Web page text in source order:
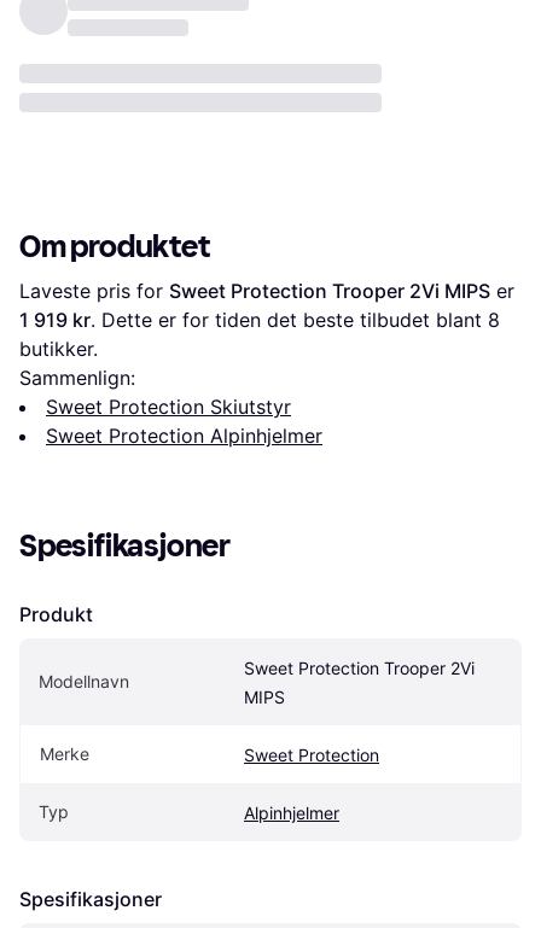
Om produktet
Laveste pris for Sweet Protection Trooper 2Vi MIPS
1 919 kr. Dette er for tiden det beste tilbudet blant 8
butikker.
Sammenlign:
Sweet Protection Skiutstyr
Sweet Protection Alpinhjelmer
Spesifikasjoner
Produkt
Modellnavn
Sweet Protection Trooper 2Vi
MIPS
Merke Sweet Protection
Typ Alpinhjelmer
Spesifikasjoner